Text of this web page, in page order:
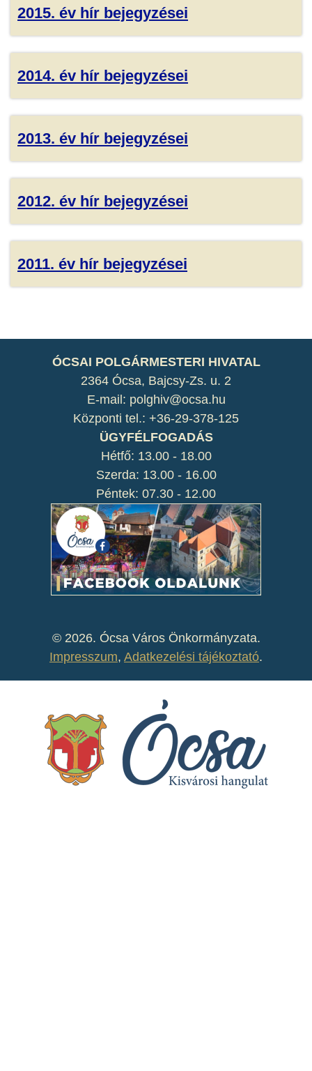
2015. év hír bejegyzései
2014. év hír bejegyzései
2013. év hír bejegyzései
2012. év hír bejegyzései
2011. év hír bejegyzései
ÓCSAI POLGÁRMESTERI HIVATAL
2364 Ócsa, Bajcsy-Zs. u. 2
E-mail: polghiv@ocsa.hu
Központi tel.: +36-29-378-125
ÜGYFÉLFOGADÁS
Hétfő: 13.00 - 18.00
Szerda: 13.00 - 16.00
Péntek: 07.30 - 12.00
© 2026. Ócsa Város Önkormányzata.
Impresszum, Adatkezelési tájékoztató.